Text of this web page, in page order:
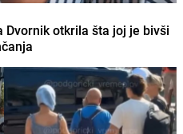
Dvornik otkrila šta joj je bivši